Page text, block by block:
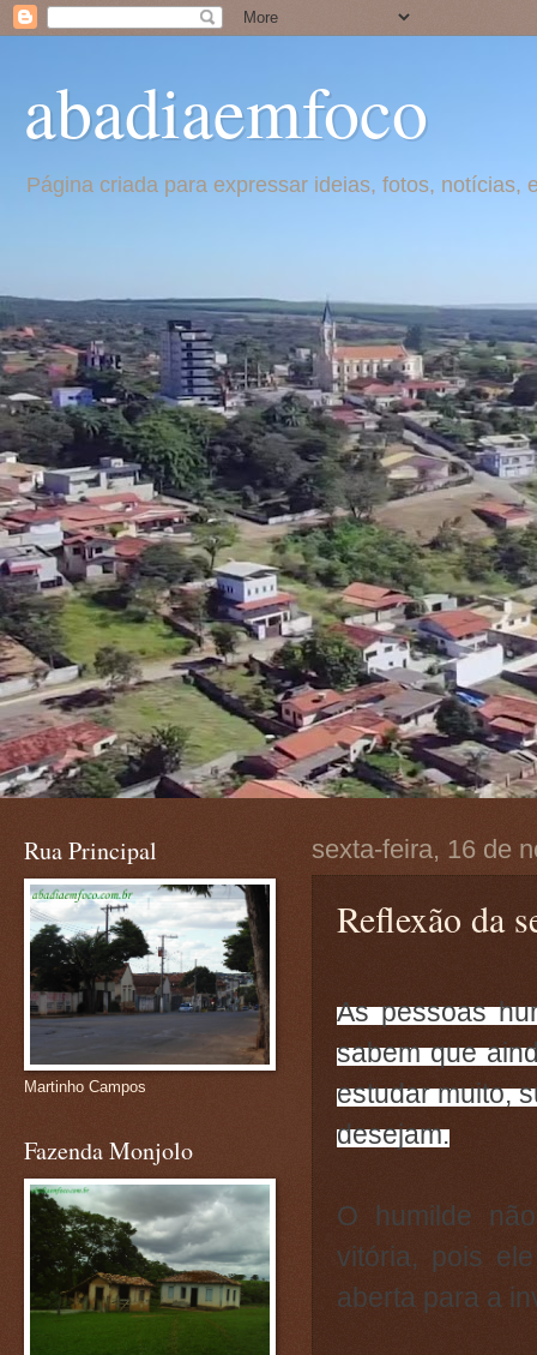
abadiaemfoco
Página criada para expressar ideias, fotos,
sexta-feira, 16 de
Reflexão da
As pessoas
sabem que
estudar muito,
desejam.
O humilde
vitória, pois
aberta para a
Rua Principal
Martinho Campos
Fazenda Monjolo